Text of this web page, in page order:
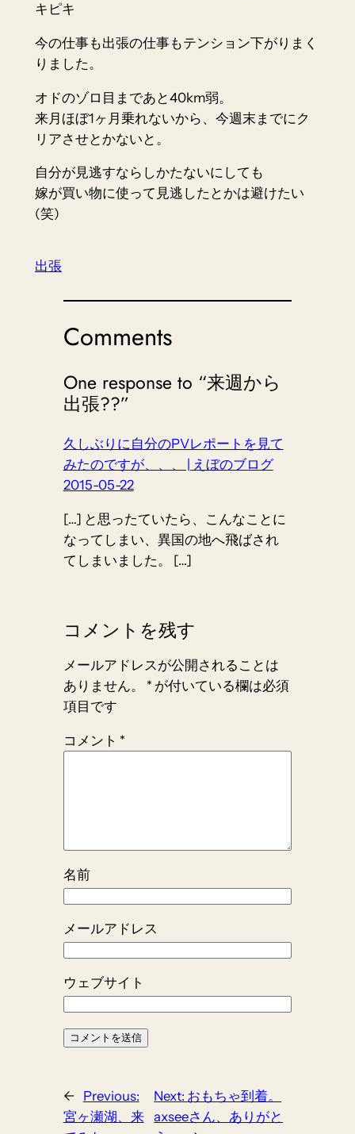
キピキ
今の仕事も出張の仕事もテンション下がりまく
りました。
オドのゾロ目まであと40km弱。
来月ほぼ1ヶ月乗れないから、今週末までにク
リアさせとかないと。
自分が見逃すならしかたないにしても
嫁が買い物に使って見逃したとかは避けたい
(笑)
出張
Comments
One response to “来週から
出張??”
久しぶりに自分のPVレポートを見て
みたのですが、、、 | えぼのブログ
2015-05-22
[…] と思ったていたら、こんなことに
なってしまい、異国の地へ飛ばされ
てしまいました。 […]
コメントを残す
メールアドレスが公開されることは
ありません。
* が付いている欄は必須
項目です
コメント *
名前
メールアドレス
ウェブサイト
←
Previous:
宮ヶ瀬湖、来
Next: おもちゃ到着。
axseeさん、ありがと